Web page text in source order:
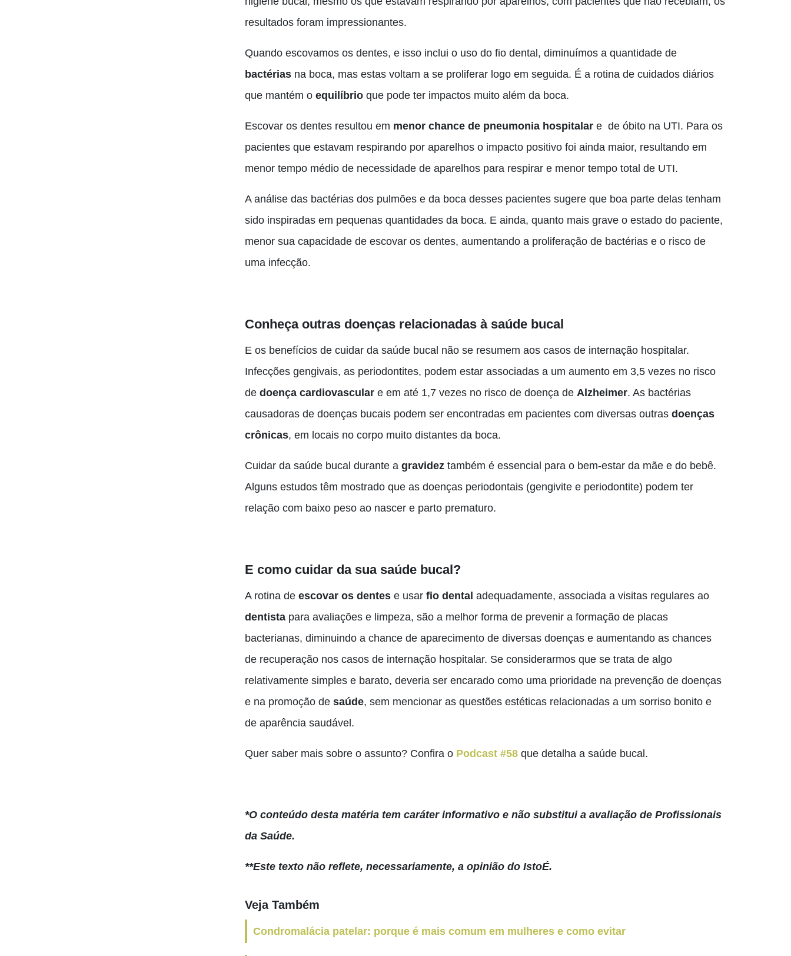
resultados foram impressionantes.
Quando escovamos os dentes, e isso inclui o uso do fio dental, diminuímos a quantidade de
bactérias na boca, mas estas voltam a se proliferar logo em seguida. É a rotina de cuidados diários
que mantém o equilíbrio que pode ter impactos muito além da boca.
Escovar os dentes resultou em menor chance de pneumonia hospitalar e de óbito na UTI. Para os
pacientes que estavam respirando por aparelhos o impacto positivo foi ainda maior, resultando em
menor tempo médio de necessidade de aparelhos para respirar e menor tempo total de UTI.
A análise das bactérias dos pulmões e da boca desses pacientes sugere que boa parte delas tenham
sido inspiradas em pequenas quantidades da boca. E ainda, quanto mais grave o estado do paciente,
menor sua capacidade de escovar os dentes, aumentando a proliferação de bactérias e o risco de
uma infecção.
Conheça outras doenças relacionadas à saúde bucal
E os benefícios de cuidar da saúde bucal não se resumem aos casos de internação hospitalar.
Infecções gengivais, as periodontites, podem estar associadas a um aumento em 3,5 vezes no risco
de doença cardiovascular e em até 1,7 vezes no risco de doença de Alzheimer. As bactérias
causadoras de doenças bucais podem ser encontradas em pacientes com diversas outras doenças
crônicas, em locais no corpo muito distantes da boca.
Cuidar da saúde bucal durante a gravidez também é essencial para o bem-estar da mãe e do bebê.
Alguns estudos têm mostrado que as doenças periodontais (gengivite e periodontite) podem ter
relação com baixo peso ao nascer e parto prematuro.
E como cuidar da sua saúde bucal?
A rotina de escovar os dentes e usar fio dental adequadamente, associada a visitas regulares ao
dentista para avaliações e limpeza, são a melhor forma de prevenir a formação de placas
bacterianas, diminuindo a chance de aparecimento de diversas doenças e aumentando as chances
de recuperação nos casos de internação hospitalar. Se considerarmos que se trata de algo
relativamente simples e barato, deveria ser encarado como uma prioridade na prevenção de doenças
e na promoção de saúde, sem mencionar as questões estéticas relacionadas a um sorriso bonito e
de aparência saudável.
Quer saber mais sobre o assunto? Confira o Podcast #58 que detalha a saúde bucal.
*O conteúdo desta matéria tem caráter informativo e não substitui a avaliação de Profissionais
da Saúde.
**Este texto não reflete, necessariamente, a opinião do IstoÉ.
Veja Também
Condromalácia patelar: porque é mais comum em mulheres e como evitar